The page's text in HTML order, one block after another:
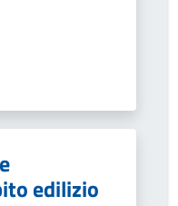
edilizio